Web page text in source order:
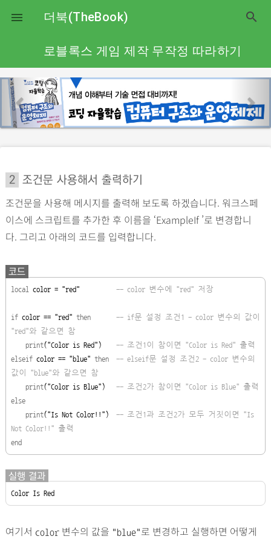
close
 더북(TheBook) search
로블록스 게임 제작 무작정 따라하기
p
r
e
u
s
e
x
2 조건문 사용해서 출력하기
조건문을 사용해 메시지를 출력해 보도록 하겠습니다. 워크스페
이스에 스크립트를 추가한 후 이름을 ‘ExampleIf ’로 변경합니
다. 그리고 아래의 코드를 입력합니다.
코드
local color = "red" -- color 변수에 "red" 저장
if color == "red" then -- if문 설정 조건 1 - color 변수의 값이
"red"와 같으면 참
print("Color is Red") -- 조건1이 참이면
"Color is Red" 출력
elseif color == "blue" then -- elseif문 설정 조건2 - color 변수의
값이 "blue"와 같으면 참
print("Color is Blue") -- 조건2가 참이면 "Color is Blue" 출력
else
print("Is Not Color!!") -- 조건1과 조건2가 모두 거짓이면 "Is
Not Color!!" 출력
end
실행 결과
Color Is Red
여기서 color변수의 값을 "blue"로 변경하고 실행하면 어떻게